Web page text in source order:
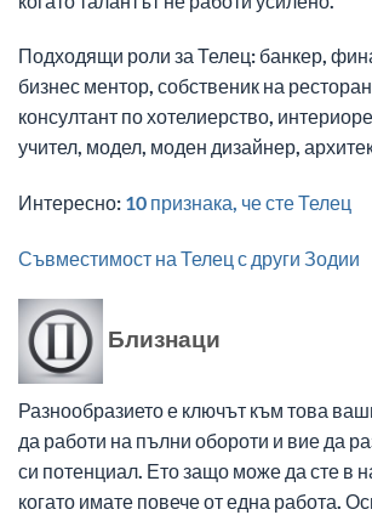
Подходящи роли за Телец: банкер,
бизнес ментор, собственик на
консултант по хотелиерство,
учител, модел, моден дизайнер,
Интересно: 10 признака, че сте Телец
Съвместимост на Телец с други Зодии
Близнаци
Разнообразието е ключът към това
да работи на пълни обороти и вие да
си потенциал. Ето защо може да сте в
когато имате повече от една работа.